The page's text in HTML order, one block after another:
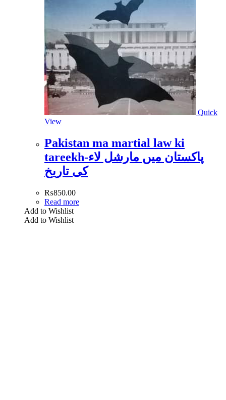
Quick
View
Pakistan ma martial law ki
tareekh-پاکستان میں مارشل لاء
کی تاریخ
₨850.00
Read more
Add to Wishlist
Add to Wishlist